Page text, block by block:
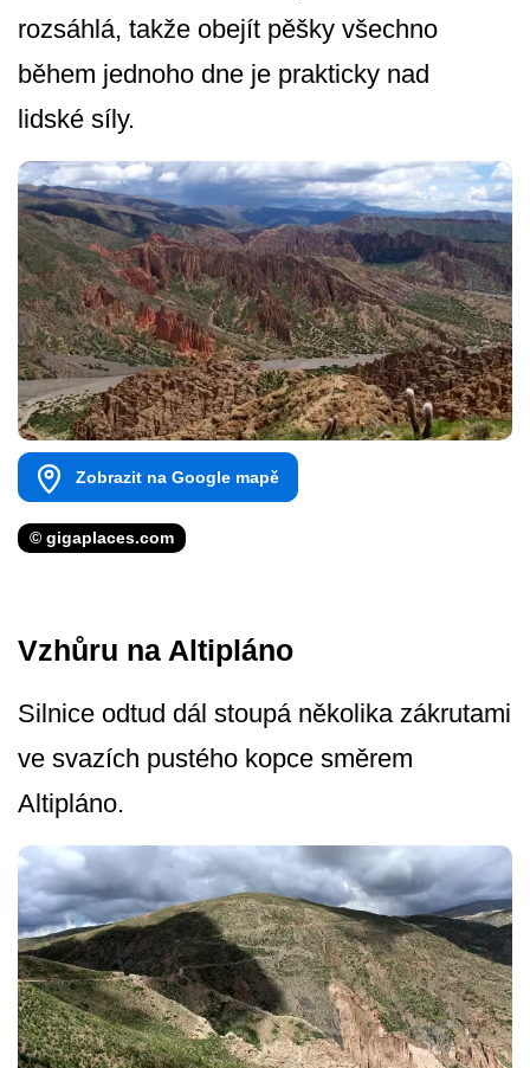
rozsáhlá, takže obejít pěšky všechno
během jednoho dne je prakticky nad
lidské síly.
Zobrazit na Google mapě
© gigaplaces.com
Vzhůru na Altipláno
Silnice odtud dál stoupá několika zákrutami
ve svazích pustého kopce směrem
Altipláno.